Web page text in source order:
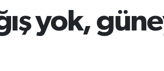
yok,